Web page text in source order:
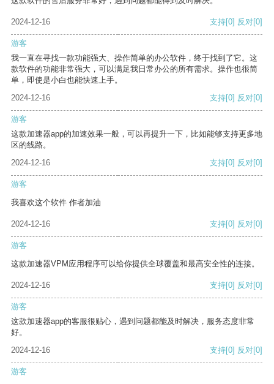
2024-12-16 支持[0] 反对[0]
游客
我一直在寻找一款功能强大、操作简单的办公软件，终于找到了它。这
款软件的功能非常强大，可以满足我日常办公的所有需求。操作也很简
单，即使是小白也能快速上手。
2024-12-16
支持[0] 反对[0]
游客
这款加速器app的加速效果一般，可以再提升一下，比如能够支持更多地
区的线路。
2024-12-16
支持[0] 反对[0]
游客
我喜欢这个软件 作者加油
2024-12-16 支持[0] 反对[0]
游客
这款加速器VPM应用程序可以给你提供全球覆盖和最高安全性的连接。
2024-12-16 支持[0] 反对[0]
游客
这款加速器app的客服很贴心，遇到问题都能及时解决，服务态度非常
好。
2024-12-16
支持[0] 反对[0]
游客